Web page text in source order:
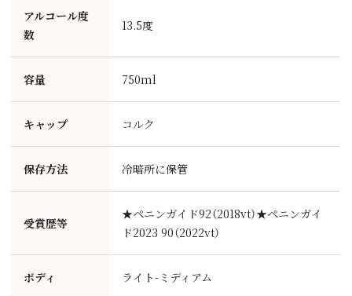
アルコール度
数
13.5度
容量 750ml
キャップ コルク
保存方法 冷暗所に保管
受賞歴等
★ぺニンガイド92（2018vt）★ぺニンガイ
ド2023 90（2022vt）
ボディ ライト-ミディアム